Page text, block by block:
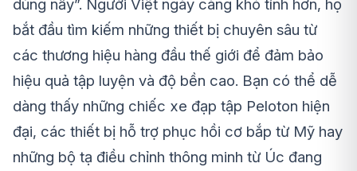
dùng nấy”. Người Việt ngày càng khó tính hơn, họ
bắt đầu tìm kiếm những thiết bị chuyên sâu từ
các thương hiệu hàng đầu thế giới để đảm bảo
hiệu quả tập luyện và độ bền cao. Bạn có thể dễ
dàng thấy những chiếc xe đạp tập Peloton hiện
đại, các thiết bị hỗ trợ phục hồi cơ bắp từ Mỹ hay
những bộ tạ điều chỉnh thông minh từ Úc đang